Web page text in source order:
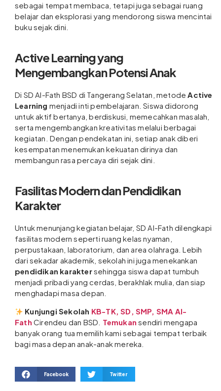
sebagai tempat membaca, tetapi juga sebagai ruang
belajar dan eksplorasi yang mendorong siswa mencintai
buku sejak dini.
Active Learning yang
Mengembangkan Potensi Anak
Di SD Al-Fath BSD di Tangerang Selatan, metodeActive
Learning menjadi inti pembelajaran. Siswa didorong
untuk aktif bertanya, berdiskusi, memecahkan masalah,
serta mengembangkan kreativitas melalui berbagai
kegiatan. Dengan pendekatan ini, setiap anak diberi
kesempatan menemukan kekuatan dirinya dan
membangun rasa percaya diri sejak dini.
Fasilitas Modern dan Pendidikan
Karakter
Untuk menunjang kegiatan belajar, SD Al-Fath dilengkapi
fasilitas modern seperti ruang kelas nyaman,
perpustakaan, laboratorium, dan area olahraga. Lebih
dari sekadar akademik, sekolah ini juga menekankan
pendidikan karaktersehingga siswa dapat tumbuh
menjadi pribadi yang cerdas, berakhlak mulia, dan siap
menghadapi masa depan.
Kunjungi Sekolah KB-TK, SD, SMP, SMA Al-
Fath Cirendeu dan BSD. Temukan sendiri mengapa
banyak orang tua memilih kami sebagai tempat terbaik
bagi masa depan anak-anak mereka.
Facebook Twitter